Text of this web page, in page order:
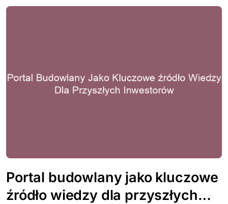
Portal budowlany jako kluczowe
źródło wiedzy dla przyszłych